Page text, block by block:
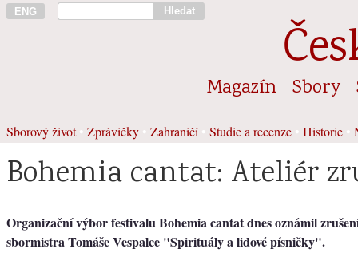
ENG Hledat
Magazín Sbory
Sborový život• Zprávičky Zahraničí• Studie a recenze Historie
Bohemia cantat: Ateliér
Organizační výbor festivalu Bohemia cantat dnes oznámil
sbormistra Tomáše Vespalce "Spirituály a lidové písničky".